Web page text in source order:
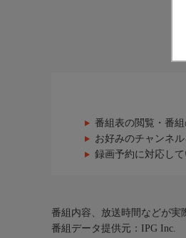
番組表の閲覧・番
お好みのチャンネ
録画予約に対応し
番組内容、放送時間などが実
番組データ提供元：IPG Inc.